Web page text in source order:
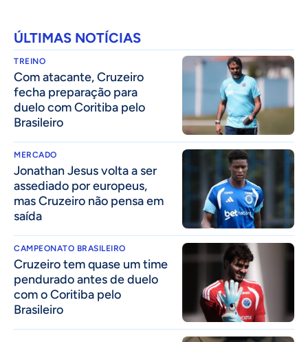
ÚLTIMAS NOTÍCIAS
TREINO
Com atacante, Cruzeiro
fecha preparação para
duelo com Coritiba pelo
Brasileiro
MERCADO
Jonathan Jesus volta a ser
assediado por europeus,
mas Cruzeiro não pensa em
saída
CAMPEONATO BRASILEIRO
Cruzeiro tem quase um time
pendurado antes de duelo
com o Coritiba pelo
Brasileiro